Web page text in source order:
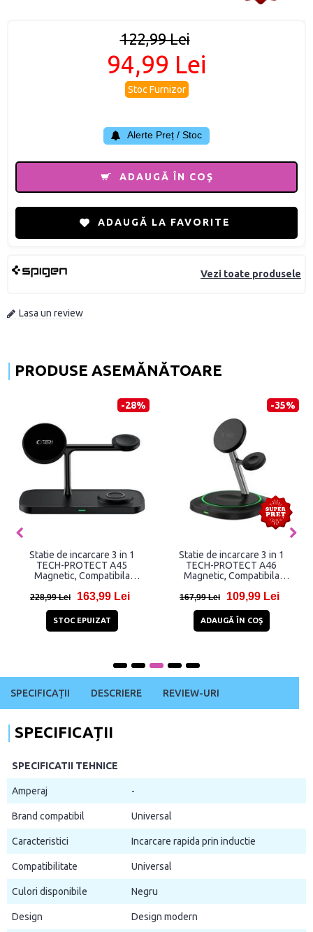
Vezi toate produsele
Lasa un review
122,99 Lei
94,99 Lei
Stoc Furnizor
Alerte Preț / Stoc
ADAUGĂ ÎN COŞ
ADAUGĂ LA FAVORITE
PRODUSE ASEMĂNĂTOARE
-28%
Statie de incarcare 3 in 1
TECH-PROTECT A45
Magnetic, Compatibila
15W, Cablu USB-C 1m inclus,
228,99 Lei 163,99 Lei
STOC EPUIZAT
-35%
Statie de incarcare 3 in 1
TECH-PROTECT A46
Magnetic, Compatibila
15W, Cablu USB-C 1m inclus,
167,99 Lei 109,99 Lei
ADAUGĂ ÎN COŞ
SPECIFICAȚII DESCRIERE REVIEW-URI
SPECIFICAȚII
SPECIFICATII TEHNICE
Amperaj -
Brand compatibil Universal
Caracteristici Incarcare rapida prin inductie
Compatibilitate Universal
Culori disponibile Negru
Design Design modern